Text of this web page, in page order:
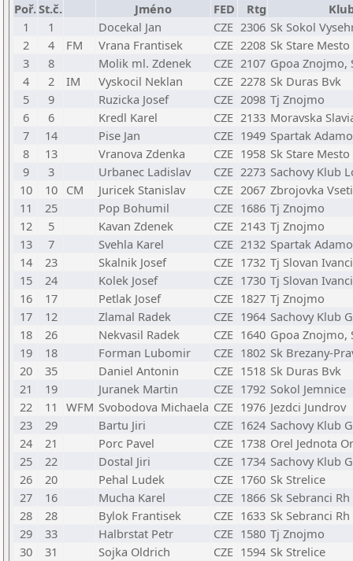
Poř.St.č. Jméno FED Rtg
1
1 Docekal Jan CZE 2306 Sk Sokol
2
4 FM Vrana Frantisek CZE 2208 Sk Stare Mesto
3
8 Molik ml. Zdenek CZE 2107 Gpoa Znojmo,
4
2 IM Vyskocil Neklan CZE 2278 Sk Duras Bvk
5
9 Ruzicka Josef CZE 2098 Tj Znojmo
6
6 Kredl Karel CZE 2133 Moravska
7
14 Pise Jan CZE 1949 Spartak
8
13 Vranova Zdenka CZE 1958 Sk Stare Mesto
9
3 Urbanec Ladislav CZE 2273 Sachovy Klub
10
10 CM Juricek Stanislav CZE 2067 Zbrojovka
11
25 Pop Bohumil CZE 1686 Tj Znojmo
12
5 Kavan Zdenek CZE 2143 Tj Znojmo
13
7 Svehla Karel CZE 2132 Spartak
14
23 Skalnik Josef CZE 1732 Tj Slovan
15
24 Kolek Josef CZE 1730 Tj Slovan
16
17 Petlak Josef CZE 1827 Tj Znojmo
17
12 Zlamal Radek CZE 1964 Sachovy Klub
18
26 Nekvasil Radek CZE 1640 Gpoa Znojmo,
19
18 Forman Lubomir CZE 1802 Sk Brezany-
20
35 Daniel Antonin CZE 1518 Sk Duras Bvk
21
19 Juranek Martin CZE 1792 Sokol Jemnice
22
11 WFM Svobodova Michaela CZE 1976 Jezdci Jundrov
23
29 Bartu Jiri CZE 1624 Sachovy Klub
24
21 Porc Pavel CZE 1738 Orel Jednota
25
22 Dostal Jiri CZE 1734 Sachovy Klub
26
20 Pehal Ludek CZE 1760 Sk Strelice
27
16 Mucha Karel CZE 1866 Sk Sebranci Rh
28
28 Bylok Frantisek CZE 1633 Sk Sebranci Rh
29
33 Halbrstat Petr CZE 1580 Tj Znojmo
30
31 Sojka Oldrich CZE 1594 Sk Strelice